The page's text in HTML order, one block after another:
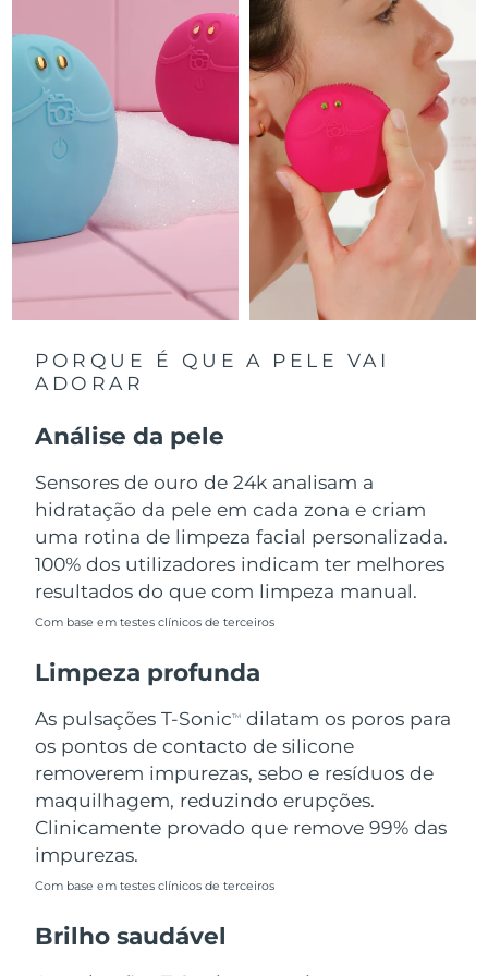
PORQUE É QUE A PELE VAI
ADORAR
Análise da pele
Sensores de ouro de 24k analisam a
hidratação da pele em cada zona e criam
uma rotina de limpeza facial personalizada.
100% dos utilizadores indicam ter melhores
resultados do que com limpeza manual.
Com base em testes clínicos de terceiros
Limpeza profunda
As pulsações T-SonicTM
dilatam os poros para
os pontos de contacto de silicone
removerem impurezas, sebo e resíduos de
maquilhagem, reduzindo erupções.
Clinicamente provado que remove 99% das
impurezas.
Com base em testes clínicos de terceiros
Brilho saudável
Entrega prevista 8/10/26
Macau, RAE da
China
Entrega prevista 8/12/26
Malásia Entrega prevista8/13/26
Entrega prevista 8/10/26
México Entrega prevista 8/14/26
Mônaco Entrega prevista 8/11/26
Países Baixos Entrega prevista
Omã Entrega prevista8/13/26
Filipinas Entrega prevista
Entrega prevista
Portugal
Porto Rico
Catar
Reunião Entrega prevista
Romênia